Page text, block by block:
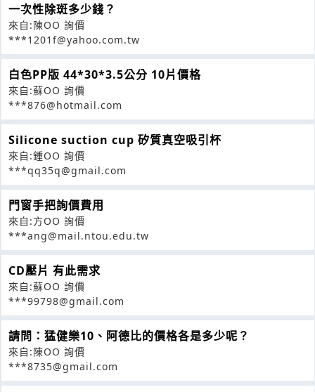
一次性除斑多少錢？
來自:陳OO 詢價
***1201f@yahoo.com.tw
白色PP版 44*30*3.5公分 10片價格
來自:蘇OO 詢價
***876@hotmail.com
Silicone suction cup 矽質真空吸引杯
來自:鍾OO 詢價
***qq35q@gmail.com
門窗手把詢價費用
來自:方OO 詢價
***ang@mail.ntou.edu.tw
CD壓片 有此需求
來自:蘇OO 詢價
***99798@gmail.com
請問：猛健樂10、阿德比的價格各是多少呢？
來自:陳OO 詢價
***8735@gmail.com